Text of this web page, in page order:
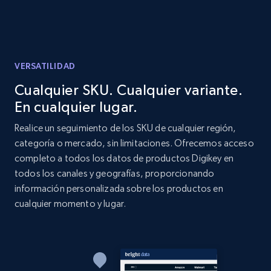
1.9K+
Etsy - Collect data on products using
specified keywords
URL, Product id, Listing inventory id, Title, Rating,
Reviews count shop, Reviews count item, Initial
price, and more.
VERSATILIDAD
Cualquier SKU. Cualquier variante.
En cualquier lugar.
Realice un seguimiento de los SKU de cualquier región,
categoría o mercado, sin limitaciones. Ofrecemos acceso
completo a todos los datos de productos Digikey en
todos los canales y geografías, proporcionando
información personalizada sobre los productos en
cualquier momento y lugar.